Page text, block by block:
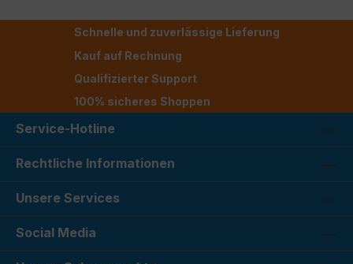
Schnelle und zuverlässige Lieferung
Kauf auf Rechnung
Qualifizierter Support
100% sicheres Shoppen
Service-Hotline
Rechtliche Informationen
Unsere Services
Social Media